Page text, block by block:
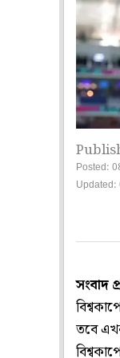
Posted:
Updated:
সংবাদ
তবে